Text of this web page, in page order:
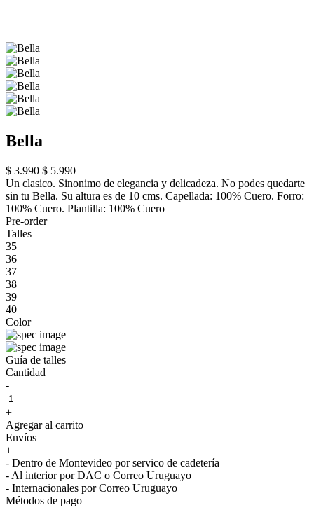
Bella
$ 3.990 $ 5.990
Un clasico. Sinonimo de elegancia y delicadeza. No podes quedarte
sin tu Bella. Su altura es de 10 cms. Capellada: 100% Cuero. Forro:
100% Cuero. Plantilla: 100% Cuero
Pre-order
Talles
35
36
37
38
39
40
Color
Guía de talles
Cantidad
-
+
Agregar al carrito
Envíos
+
- Dentro de Montevideo por servico de cadetería
- Al interior por DAC o Correo Uruguayo
- Internacionales por Correo Uruguayo
Métodos de pago